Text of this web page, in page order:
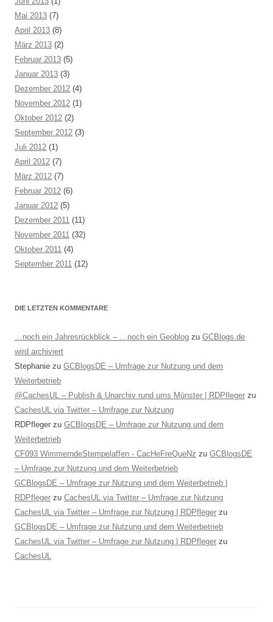
Mai 2013 (7)
April 2013 (8)
März 2013 (2)
Februar 2013 (5)
Januar 2013 (3)
Dezember 2012 (4)
November 2012 (1)
Oktober 2012 (2)
September 2012 (3)
Juli 2012 (1)
April 2012 (7)
März 2012 (7)
Februar 2012 (6)
Januar 2012 (5)
Dezember 2011 (11)
November 2011 (32)
Oktober 2011 (4)
September 2011 (12)
DIE LETZTEN KOMMENTARE
…noch ein Jahresrückblick – …noch ein Geoblog zu GCBlogs.de
wird archiviert
Stephanie zu GCBlogsDE – Umfrage zur Nutzung und dem
Weiterbetrieb
@CachesUL – Publish & Unarchiv rund ums Münster | RDPfleger zu
CachesUL via Twitter – Umfrage zur Nutzung
RDPfleger zu GCBlogsDE – Umfrage zur Nutzung und dem
Weiterbetrieb
CF093 WimmerndeStempelaffen - CacHeFreQueNz zu GCBlogsDE
– Umfrage zur Nutzung und dem Weiterbetrieb
GCBlogsDE – Umfrage zur Nutzung und dem Weiterbetrieb |
RDPfleger zu CachesUL via Twitter – Umfrage zur Nutzung
CachesUL via Twitter – Umfrage zur Nutzung | RDPfleger zu
GCBlogsDE – Umfrage zur Nutzung und dem Weiterbetrieb
CachesUL via Twitter – Umfrage zur Nutzung | RDPfleger zu
CachesUL